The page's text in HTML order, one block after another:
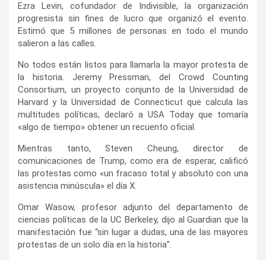
Ezra Levin, cofundador de Indivisible, la organización
progresista sin fines de lucro que organizó el evento.
Estimó que 5 millones de personas en todo el mundo
salieron a las calles.
No todos están listos para llamarla la mayor protesta de
la historia. Jeremy Pressman, del Crowd Counting
Consortium, un proyecto conjunto de la Universidad de
Harvard y la Universidad de Connecticut que calcula las
multitudes políticas, declaró a USA Today que tomaría
«algo de tiempo» obtener un recuento oficial.
Mientras tanto, Steven Cheung, director de
comunicaciones de Trump, como era de esperar, calificó
las protestas como «un fracaso total y absoluto con una
asistencia minúscula» el día X.
Omar Wasow, profesor adjunto del departamento de
ciencias políticas de la UC Berkeley, dijo al Guardian que la
manifestación fue “sin lugar a dudas, una de las mayores
protestas de un solo día en la historia”.